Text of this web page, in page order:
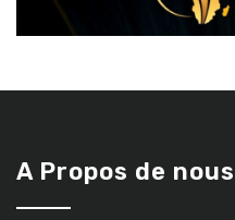
A Propos de nous